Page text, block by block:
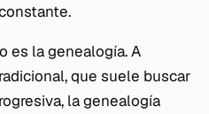
es la genealogía. A
que suele buscar
la genealogía